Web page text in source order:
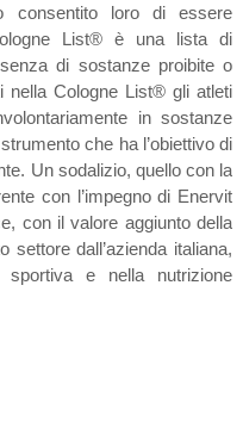
consentito loro di essere
List® è una lista di
di sostanze proibite o
nella Cologne List® gli atleti
in sostanze
che ha l’obiettivo di
Un sodalizio, quello con la
con l’impegno di Enervit
con il valore aggiunto della
settore dall’azienda italiana,
sportiva e nella nutrizione